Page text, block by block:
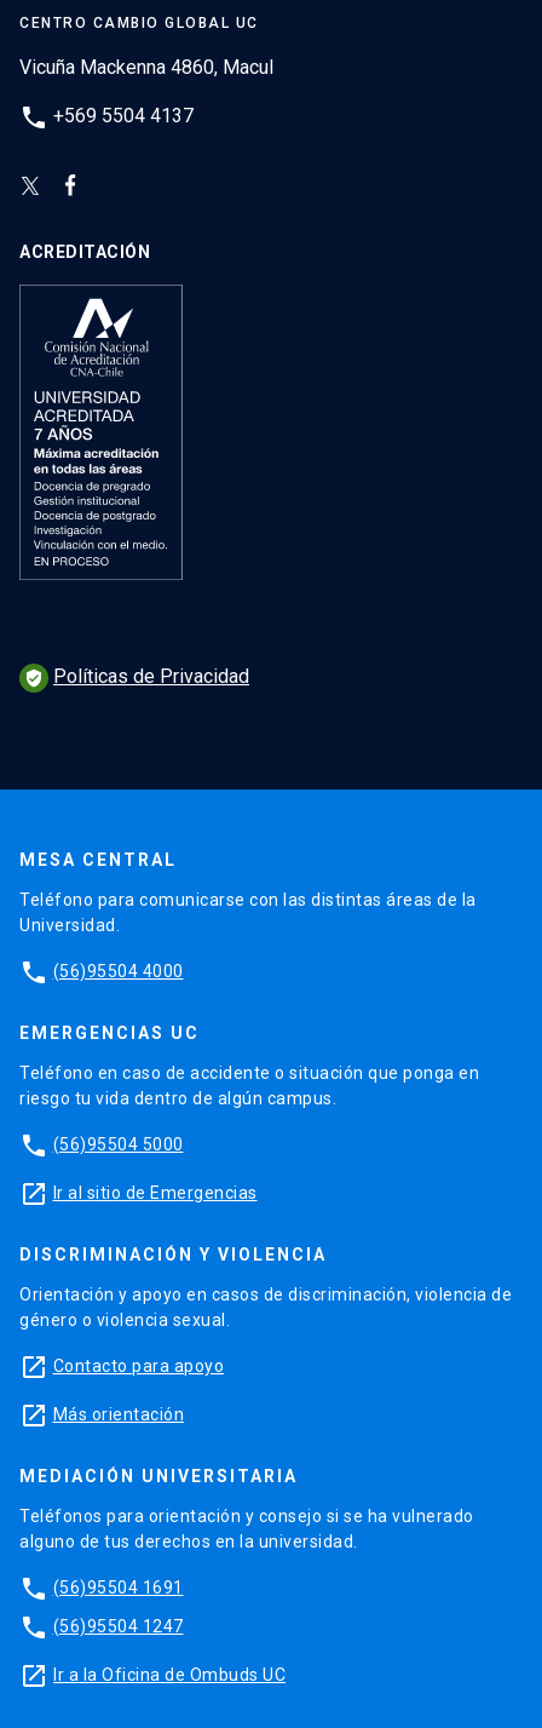
CENTRO CAMBIO GLOBAL UC
Vicuña Mackenna 4860, Macul
phone +569 5504 4137
ACREDITACIÓN
verified_user Políticas de Privacidad
MESA CENTRAL
Teléfono para comunicarse con las distintas áreas de la
Universidad.
phone (56)95504 4000
EMERGENCIAS UC
Teléfono en caso de accidente o situación que ponga en
riesgo tu vida dentro de algún campus.
phone (56)95504 5000
launch Ir al sitio de Emergencias
DISCRIMINACIÓN Y VIOLENCIA
Orientación y apoyo en casos de discriminación, violencia de
género o violencia sexual.
launch Contacto para apoyo
launch Más orientación
MEDIACIÓN UNIVERSITARIA
Teléfonos para orientación y consejo si se ha vulnerado
alguno de tus derechos en la universidad.
phone (56)95504 1691
phone (56)95504 1247
launch Ir a la Oficina de Ombuds UC